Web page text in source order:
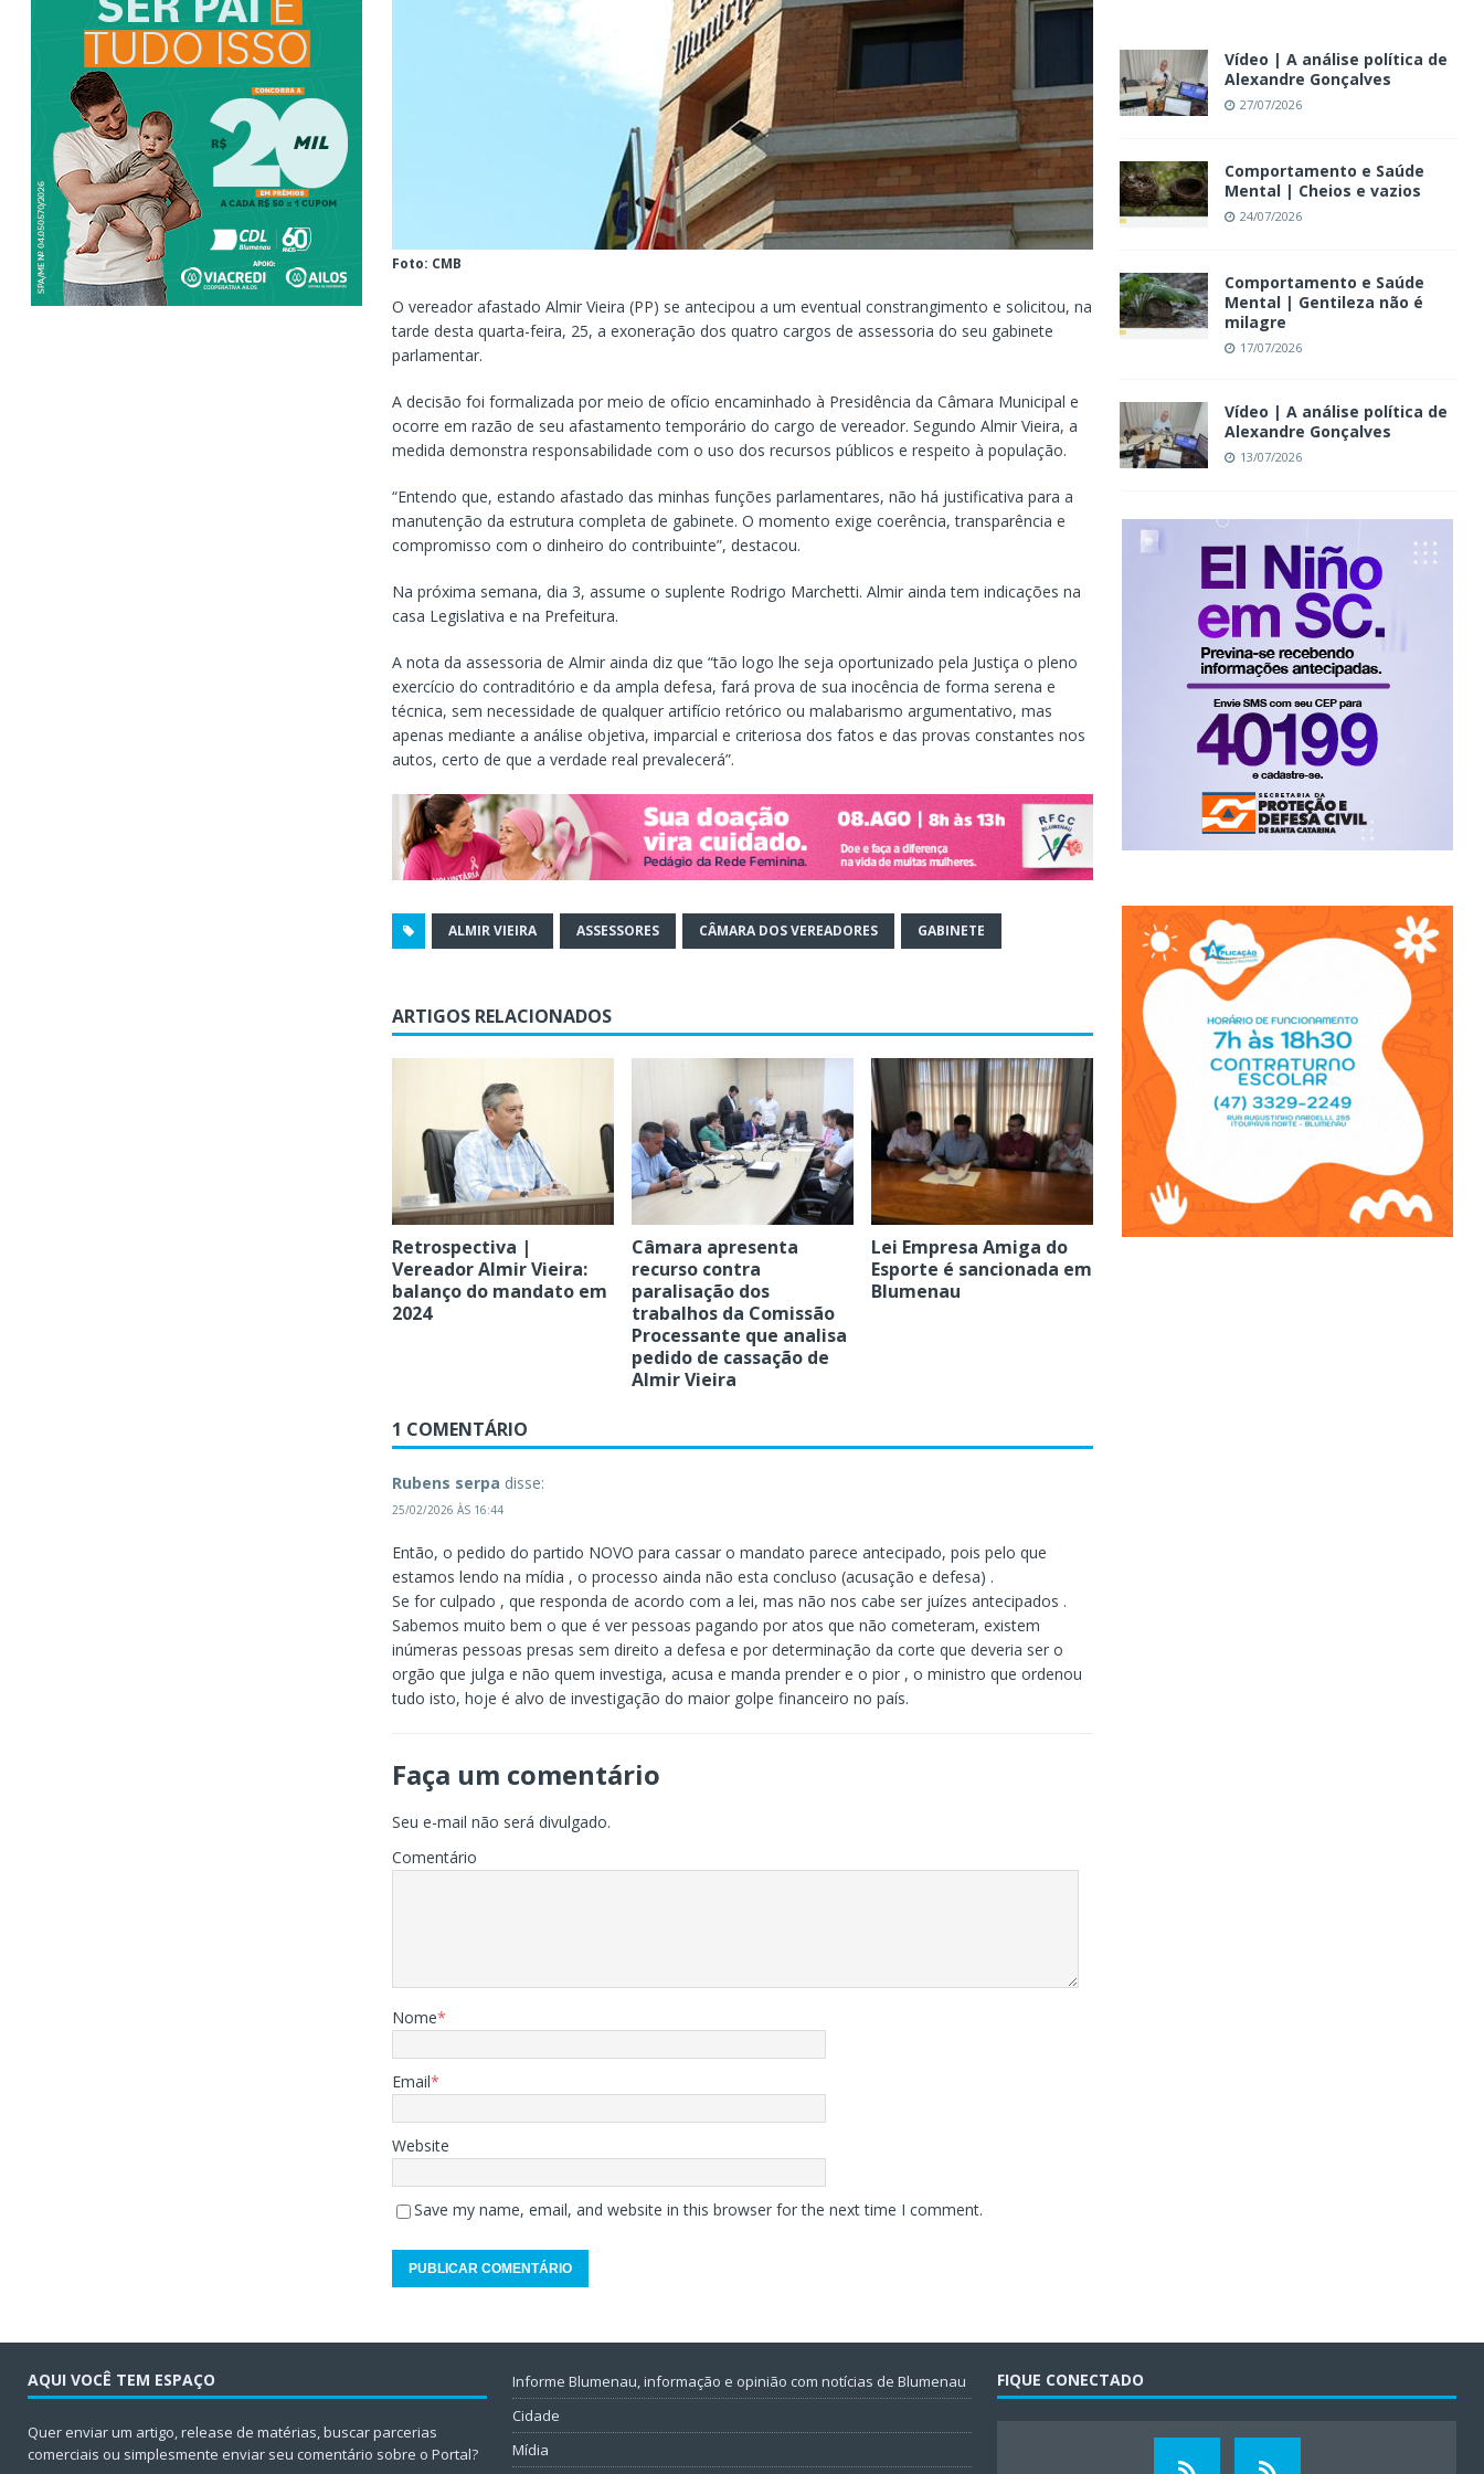
Foto: CMB
O vereador afastado Almir Vieira (PP) se antecipou a um eventual constrangimento e solicitou, na
tarde desta quarta-feira, 25, a exoneração dos quatro cargos de assessoria do seu gabinete
parlamentar.
A decisão foi formalizada por meio de ofício encaminhado à Presidência da Câmara Municipal e
ocorre em razão de seu afastamento temporário do cargo de vereador. Segundo Almir Vieira, a
medida demonstra responsabilidade com o uso dos recursos públicos e respeito à população.
“Entendo que, estando afastado das minhas funções parlamentares, não há justificativa para a
manutenção da estrutura completa de gabinete. O momento exige coerência, transparência e
compromisso com o dinheiro do contribuinte”, destacou.
Na próxima semana, dia 3, assume o suplente Rodrigo Marchetti. Almir ainda tem indicações na
casa Legislativa e na Prefeitura.
A nota da assessoria de Almir ainda diz que “tão logo lhe seja oportunizado pela Justiça o pleno
exercício do contraditório e da ampla defesa, fará prova de sua inocência de forma serena e
técnica, sem necessidade de qualquer artifício retórico ou malabarismo argumentativo, mas
apenas mediante a análise objetiva, imparcial e criteriosa dos fatos e das provas constantes nos
autos, certo de que a verdade real prevalecerá”.
ALMIR VIEIRA ASSESSORES CÂMARA DOS VEREADORES GABINETE
ARTIGOS RELACIONADOS
Retrospectiva |
Vereador Almir Vieira:
balanço do mandato em
2024
Câmara apresenta
recurso contra
paralisação dos
trabalhos da Comissão
Processante que analisa
pedido de cassação de
Almir Vieira
Lei Empresa Amiga do
Esporte é sancionada em
Blumenau
1 COMENTÁRIO
Rubens serpa disse:
25/02/2026 ÀS 16:44
Então, o pedido do partido NOVO para cassar o mandato parece antecipado, pois pelo que
estamos lendo na mídia , o processo ainda não esta concluso (acusação e defesa) .
Se for culpado , que responda de acordo com a lei, mas não nos cabe ser juízes antecipados .
Sabemos muito bem o que é ver pessoas pagando por atos que não cometeram, existem
inúmeras pessoas presas sem direito a defesa e por determinação da corte que deveria ser o
orgão que julga e não quem investiga, acusa e manda prender e o pior , o ministro que ordenou
tudo isto, hoje é alvo de investigação do maior golpe financeiro no país.
Faça um comentário
Seu e-mail não será divulgado.
Comentário
Nome*
Email*
Website
Save my name, email, and website in this browser for the next time I comment.
Vídeo | A análise política de
Alexandre Gonçalves
27/07/2026
Comportamento e Saúde
Mental | Cheios e vazios
24/07/2026
Comportamento e Saúde
Mental | Gentileza não é
milagre
17/07/2026
Vídeo | A análise política de
Alexandre Gonçalves
13/07/2026
AQUI VOCÊ TEM ESPAÇO
Quer enviar um artigo, release de matérias, buscar parcerias
comerciais ou simplesmente enviar seu comentário sobre o Portal?
Informe Blumenau, informação e opinião com notícias de Blumenau
Cidade
Mídia
FIQUE CONECTADO